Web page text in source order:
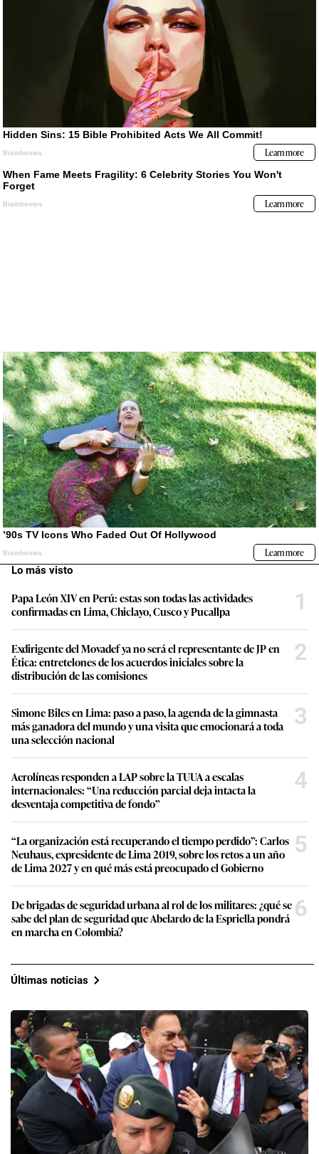
Lo más visto
Papa León XIV en Perú: estas son todas las actividades
confirmadas en Lima, Chiclayo, Cusco y Pucallpa
1
Exdirigente del Movadef ya no será el representante de JP en
Ética: entretelones de los acuerdos iniciales sobre la
distribución de las comisiones
2
Simone Biles en Lima: paso a paso, la agenda de la gimnasta
más ganadora del mundo y una visita que emocionará a toda
una selección nacional
3
Aerolíneas responden a LAP sobre la TUUA a escalas
internacionales: “Una reducción parcial deja intacta la
desventaja competitiva de fondo”
4
“La organización está recuperando el tiempo perdido”: Carlos
Neuhaus, expresidente de Lima 2019, sobre los retos a un año
de Lima 2027 y en qué más está preocupado el Gobierno
5
De brigadas de seguridad urbana al rol de los militares: ¿qué se
sabe del plan de seguridad que Abelardo de la Espriella pondrá
en marcha en Colombia?
6
Últimas noticias